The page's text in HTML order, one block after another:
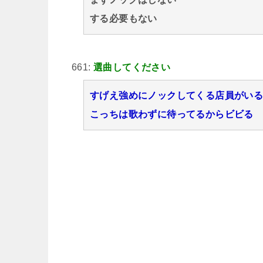
する必要もない
661: 選曲してください
すげえ強めにノックしてくる店員がい
こっちは歌わずに待ってるからビビる